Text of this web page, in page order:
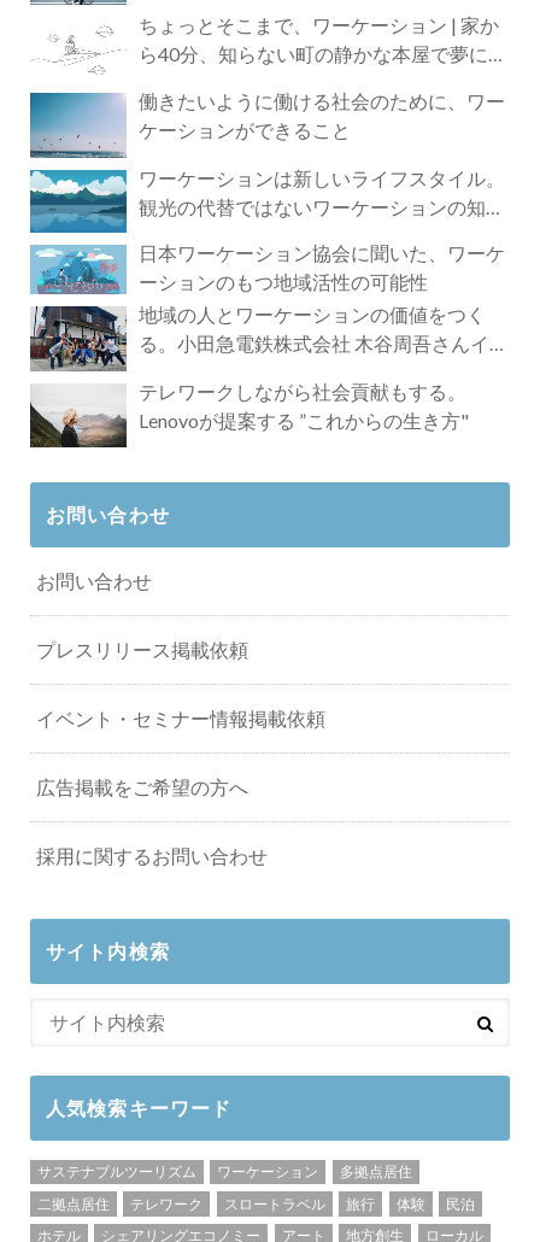
ちょっとそこまで、ワーケーション | 家か
ら40分、知らない町の静かな本屋で夢に近
働きたいように働ける社会のために、ワー
ケーションができること
ワーケーションは新しいライフスタイル。
観光の代替ではないワーケーションの知ら
日本ワーケーション協会に聞いた、ワーケ
ーションのもつ地域活性の可能性
地域の人とワーケーションの価値をつく
る。小田急電鉄株式会社 木谷周吾さんイン
テレワークしながら社会貢献もする。
Lenovoが提案する ”これからの生き方"
お問い合わせ
お問い合わせ
プレスリリース掲載依頼
イベント・セミナー情報掲載依頼
広告掲載をご希望の方へ
採用に関するお問い合わせ
サイト内検索
人気検索キーワード
サステナブルツーリズム ワーケーション
多拠点居住
二拠点居住
テレワーク スロートラベル 旅行 体験
民泊
ホテル
シェアリングエコノミー アート 地方創生 ローカル